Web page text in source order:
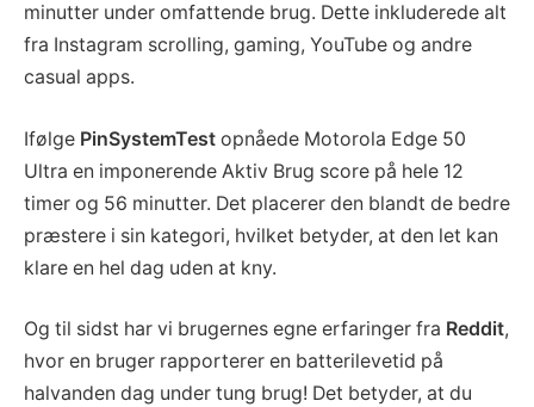
minutter under omfattende brug. Dette inkluderede alt
fra Instagram scrolling, gaming, YouTube og andre
casual apps.
Ifølge PinSystemTest opnåede Motorola Edge 50
Ultra en imponerende Aktiv Brug score på hele 12
timer og 56 minutter. Det placerer den blandt de bedre
præstere i sin kategori, hvilket betyder, at den let kan
klare en hel dag uden at kny.
Og til sidst har vi brugernes egne erfaringer fra Reddit,
hvor en bruger rapporterer en batterilevetid på
halvanden dag under tung brug! Det betyder, at du